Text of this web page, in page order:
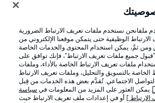
ملفانحن نستخدم ملفات تعريف الارتباط الضرورية
الوظيفية حتى يتمكن موقعنا الإلكتروني من
ومن ثمَّ، يمكن استخدام المحتوى والخدمات الخاصة
"قبول جميع ملفات تعريف الارتباط"، فإنك توافق على
ملفات تعريف الارتباط الخاصة بالأداء، وملفات
الخاصة بالتسويق والتحليل، وملفات تعريف الارتباط
الاجتماعي. تُقدَّم بعض هذه الخدمات من قِبل
. يمكن العثور على المزيد من المعلومات في سياسة
] أو في إعدادات ملف تعريف الارتباط حيث